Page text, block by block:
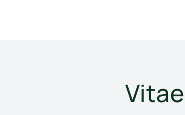
Vitae